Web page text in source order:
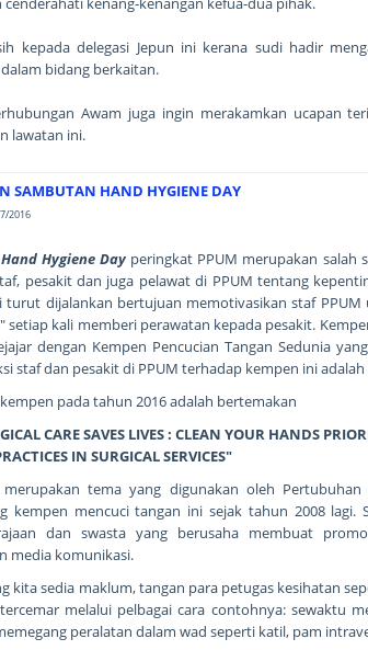
kepada delegasi Jepun ini kerana sudi hadir
bidang berkaitan.
Awam juga ingin merakamkan ucapan
lawatan ini.
SAMBUTAN HAND HYGIENE DAY
2016
Hand Hygiene Dayperingkat PPUM merupakan salah
pesakit dan juga pelawat di PPUM tentang
turut dijalankan bertujuan memotivasikan staf
setiap kali memberi perawatan kepada pesakit.
dengan Kempen Pencucian Tangan Sedunia
staf dan pesakit di PPUM terhadap kempen ini
pada tahun 2016 adalah bertemakan
CARE SAVES LIVES : CLEAN YOUR HANDS
IN SURGICAL SERVICES"
tema yang digunakan oleh Pertubuhan
kempen mencuci tangan ini sejak tahun 2008
dan swasta yang berusaha membuat
media komunikasi.
kita sedia maklum, tangan para petugas kesihatan
melalui pelbagai cara contohnya: sewaktu
peralatan dalam wad seperti katil, pam